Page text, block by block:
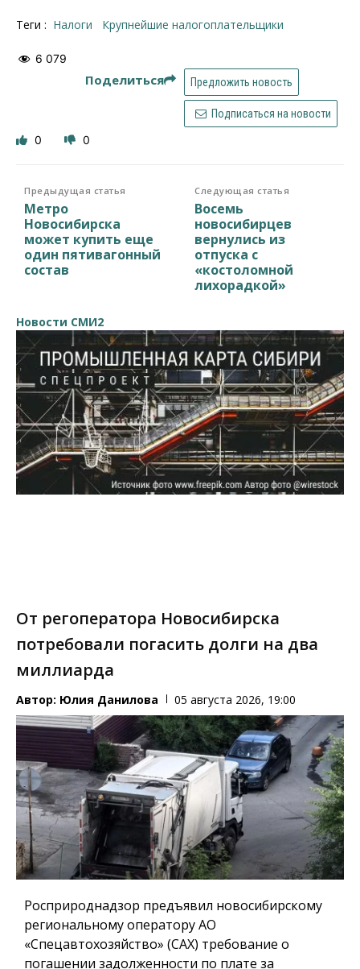
Теги : налоги крупнейшие налогоплательщики
6 079
Поделиться Предложить новость
Подписаться на новости
0 0
Предыдущая статья
Метро
Новосибирска
может купить еще
один пятивагонный
состав
Следующая статья
Восемь
новосибирцев
вернулись из
отпуска с
«костоломной
лихорадкой»
Новости СМИ2
От регоператора Новосибирска
потребовали погасить долги на два
миллиарда
Автор: Юлия Данилова 05 августа 2026, 19:00
Росприроднадзор предъявил новосибирскому
региональному оператору АО
«Спецавтохозяйство» (САХ) требование о
погашении задолженности по плате за